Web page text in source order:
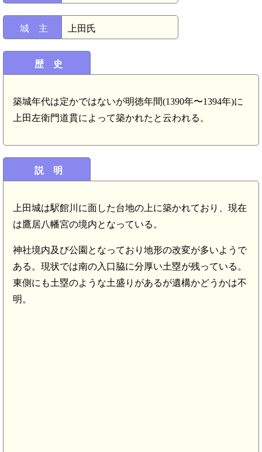
城 主 上田氏
歴 史
築城年代は定かではないが明徳年間(1390年〜1394年)に
上田左衛門道貫によって築かれたと云われる。
説 明
上田城は駅館川に面した台地の上に築かれており、現在
は鷹居八幡宮の境内となっている。
神社境内及び公園となっており地形の改変が多いようで
ある。現状では南の入口脇に分厚い土塁が残っている。
東側にも土塁のような土盛りがあるが遺構かどうかは不
明。